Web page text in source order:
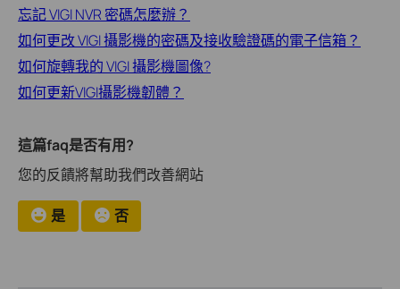
忘記 VIGI NVR 密碼怎麼辦？
如何更改 VIGI 攝影機的密碼及接收驗證碼的電子信箱？
如何旋轉我的 VIGI 攝影機圖像?
如何更新VIGI攝影機韌體？
這篇faq是否有用?
您的反饋將幫助我們改善網站
是 否